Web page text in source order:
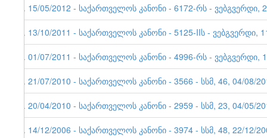
7. 15/05/2012 - საქართველოს კანონი - 6172-რს - ვებგვერდი,
6. 13/10/2011 - საქართველოს კანონი - 5125-IIს - ვებგვერდი,
5. 01/07/2011 - საქართველოს კანონი - 4996-რს - ვებგვერდი,
4. 21/07/2010 - საქართველოს კანონი - 3566 - სსმ, 46, 04/08/
3. 20/04/2010 - საქართველოს კანონი - 2959 - სსმ, 23, 04/05/
2. 14/12/2006 - საქართველოს კანონი - 3974 - სსმ, 48, 22/12/